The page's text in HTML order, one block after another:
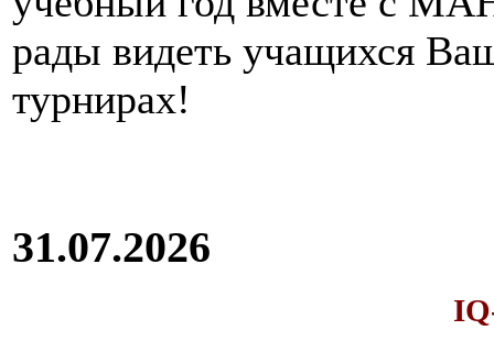
рады видеть учащихся
турнирах!
31.07.2026